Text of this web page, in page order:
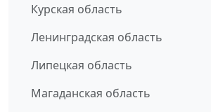
Курская область
Ленинградская область
Липецкая область
Магаданская область